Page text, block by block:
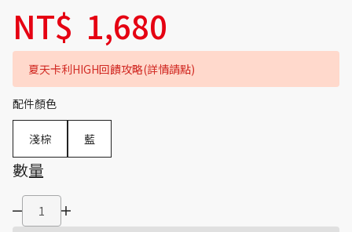
NT$ 1,680
夏天卡利HIGH回饋攻略(詳情請點)
配件顏色
淺棕 藍
數量